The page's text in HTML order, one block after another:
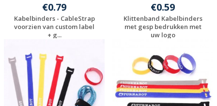
€0.79
Kabelbinders - CableStrap
voorzien van custom label
+ g...
aanvragen
€0.59
Klittenband Kabelbinders
met gesp bedrukken met
uw logo
aanvragen